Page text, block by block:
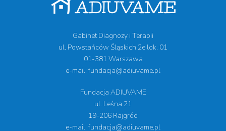
Gabinet Diagnozy i Terapii
ul. Powstańców Śląskich 2e lok. 01
01-381 Warszawa
e-mail: fundacja@adiuvame.pl
Fundacja ADIUVAME
ul. Leśna 21
19-206 Rajgród
e-mail: fundacja@adiuvame.pl